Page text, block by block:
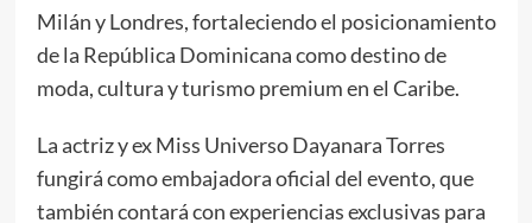
Milán y Londres, fortaleciendo el posicionamiento
de la República Dominicana como destino de
moda, cultura y turismo premium en el Caribe.
La actriz y ex Miss Universo Dayanara Torres
fungirá como embajadora oficial del evento, que
también contará con experiencias exclusivas para